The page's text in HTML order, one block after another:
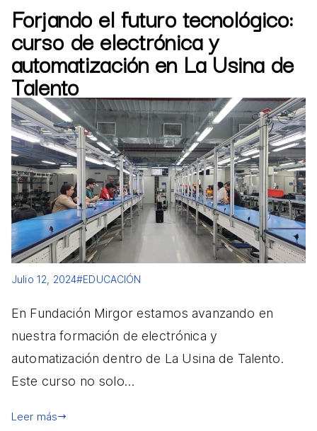
Forjando el futuro tecnológico:
curso de electrónica y
automatización en La Usina de
Talento
Julio 12, 2024#EDUCACIÓN
En Fundación Mirgor estamos avanzando en
nuestra formación de electrónica y
automatización dentro de La Usina de Talento.
Este curso no solo…
Leer más